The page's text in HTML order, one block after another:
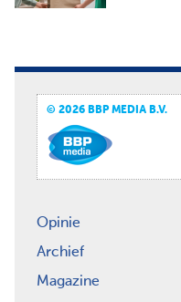
© 2026 BBP MEDIA B.V.
Opinie
Archief
Magazine